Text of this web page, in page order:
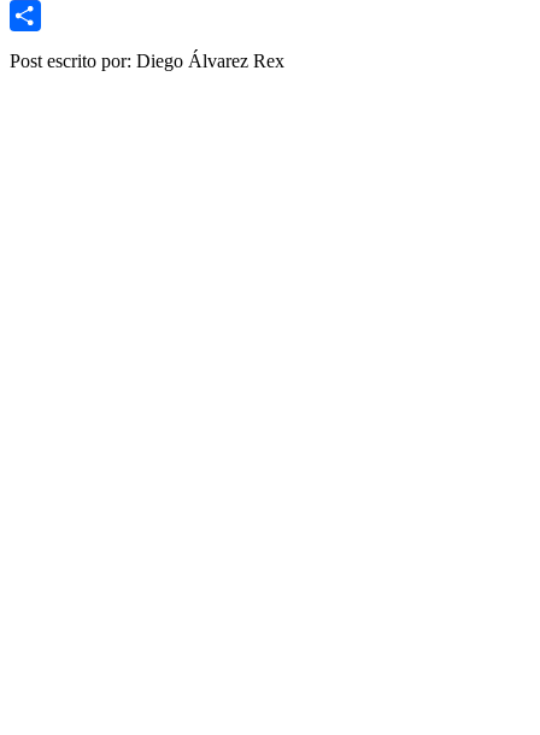
Link
Gmail
Post escrito por: Diego Álvarez Rex